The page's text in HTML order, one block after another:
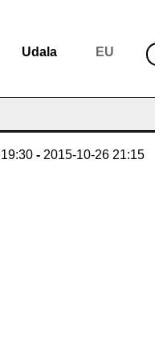
Udala EU
19:30 - 2015-10-26 21:15